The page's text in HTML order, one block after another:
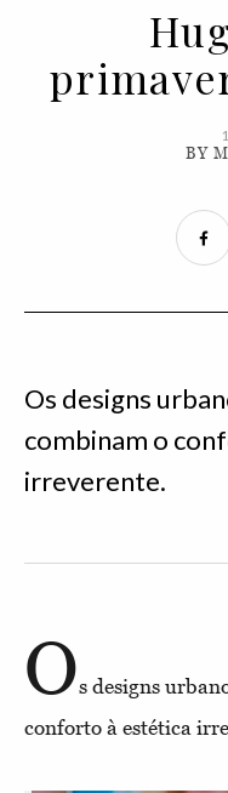
BY
Os designs
combinam o
irreverente.
Os designs
conforto à estética